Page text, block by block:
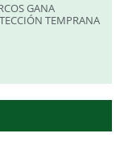
GANA
TEMPRANA